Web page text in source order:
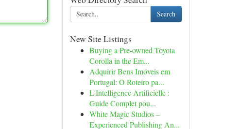
Search
New Site Listings
Buying a Pre-owned Toyota
Corolla in the Em...
Adquirir Bens Imóveis em
Portugal: O Roteiro pa...
L'Intelligence Artificielle :
Guide Complet pou...
White Magic Studios –
Experienced Publishing An...